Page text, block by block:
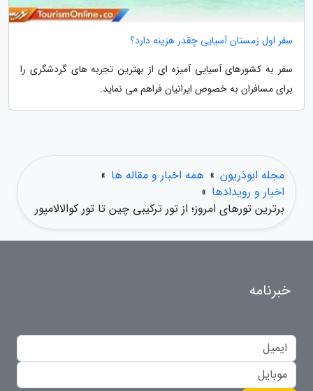
سفر اول زمستان آسیایی چقدر هزینه دارد؟
سفر به کشورهای آسیایی آمیزه ای از بهترین تجربه های گردشگری را
برای مسافران به خصوص ایرانیان فراهم می نماید.
مجله ابوذریون » همه اخبار و مقاله ها »
اخبار و رویدادها »
برترین تورهای امروز؛ از تور ترکیبی چین تا تور کوالالامپور
خبرنامه